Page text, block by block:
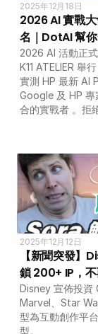
2025年12月18日
2026 AI 實戰
名｜DotAI 幫
2026 AI 活動正
K11 ATELIER 舉
實測 HP 最新 AI
Google 及 HP 專
合的實戰者 。拒
2025年12月12日
【新聞突發
鎖 200+ IP，
Disney 宣佈投資
Marvel、Star
型為互動創作平
型。